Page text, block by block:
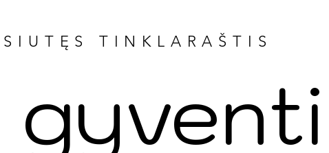
TINKLARAŠTIS
gyventi